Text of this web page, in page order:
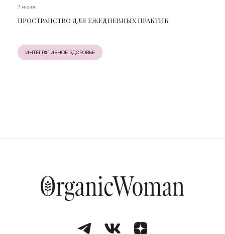
7 июня
ПРОСТРАНСТВО ДЛЯ ЕЖЕДНЕВНЫХ ПРАКТИК
ИНТЕГРАТИВНОЕ ЗДОРОВЬЕ